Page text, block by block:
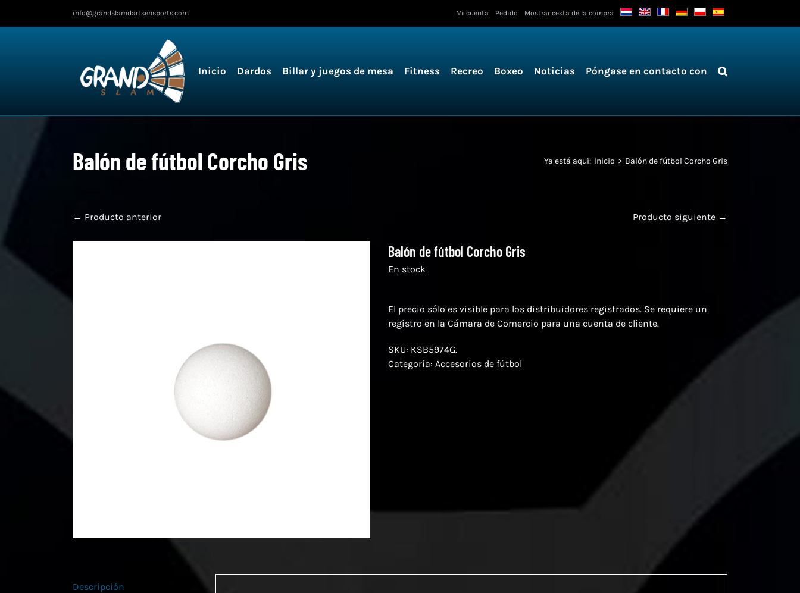
info@grandslamdartsensports.com Mi cuenta Pedido Mostrar cesta de la compra
Inicio Dardos Billar y juegos de mesa Fitness Recreo Boxeo Noticias Póngase en contacto con
Balón de fútbol Corcho Gris Ya está aquí: Inicio Balón de fútbol Corcho Gris
← Producto anterior Producto siguiente →
Balón de fútbol Corcho Gris
En stock
El precio sólo es visible para los distribuidores registrados. Se requiere un
registro en la Cámara de Comercio para una cuenta de cliente.
SKU: KSB5974G.
Categoría: Accesorios de fútbol
Descripción